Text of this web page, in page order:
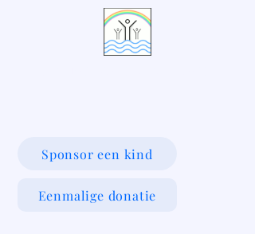
Sponsor een kind
Eenmalige donatie